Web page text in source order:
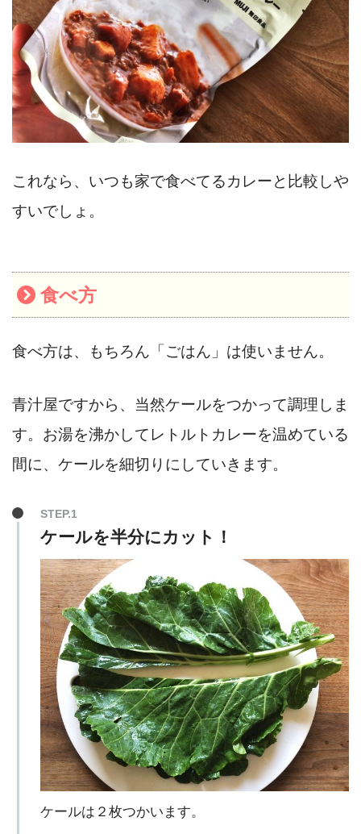
これなら、いつも家で食べてるカレーと比較しや
すいでしょ。
食べ方
食べ方は、もちろん「ごはん」は使いません。
青汁屋ですから、当然ケールをつかって調理しま
す。お湯を沸かしてレトルトカレーを温めている
間に、ケールを細切りにしていきます。
STEP.1
ケールを半分にカット！
ケールは２枚つかいます。